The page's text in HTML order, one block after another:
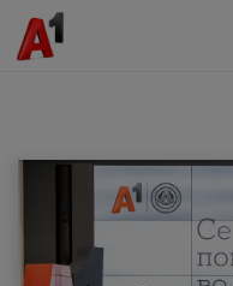
МК SQ